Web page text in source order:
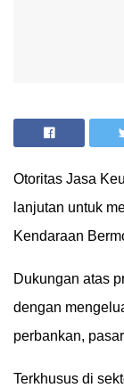
Otoritas Jasa
lanjutan untuk
Kendaraan
Dukungan atas
dengan
perbankan,
Terkhusus di